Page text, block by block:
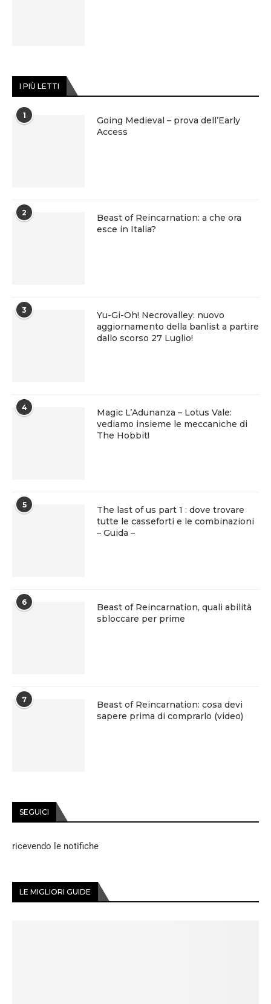
I PIÙ LETTI
1
Going Medieval – prova dell’Early
Access
2
Beast of Reincarnation: a che ora
esce in Italia?
3
Yu-Gi-Oh! Necrovalley: nuovo
aggiornamento della banlist a partire
dallo scorso 27 Luglio!
4
Magic L’Adunanza – Lotus Vale:
vediamo insieme le meccaniche di
The Hobbit!
5
The last of us part 1 : dove trovare
tutte le casseforti e le combinazioni
– Guida –
6
Beast of Reincarnation, quali abilità
sbloccare per prime
7
Beast of Reincarnation: cosa devi
sapere prima di comprarlo (video)
SEGUICI
ricevendo le notifiche
LE MIGLIORI GUIDE